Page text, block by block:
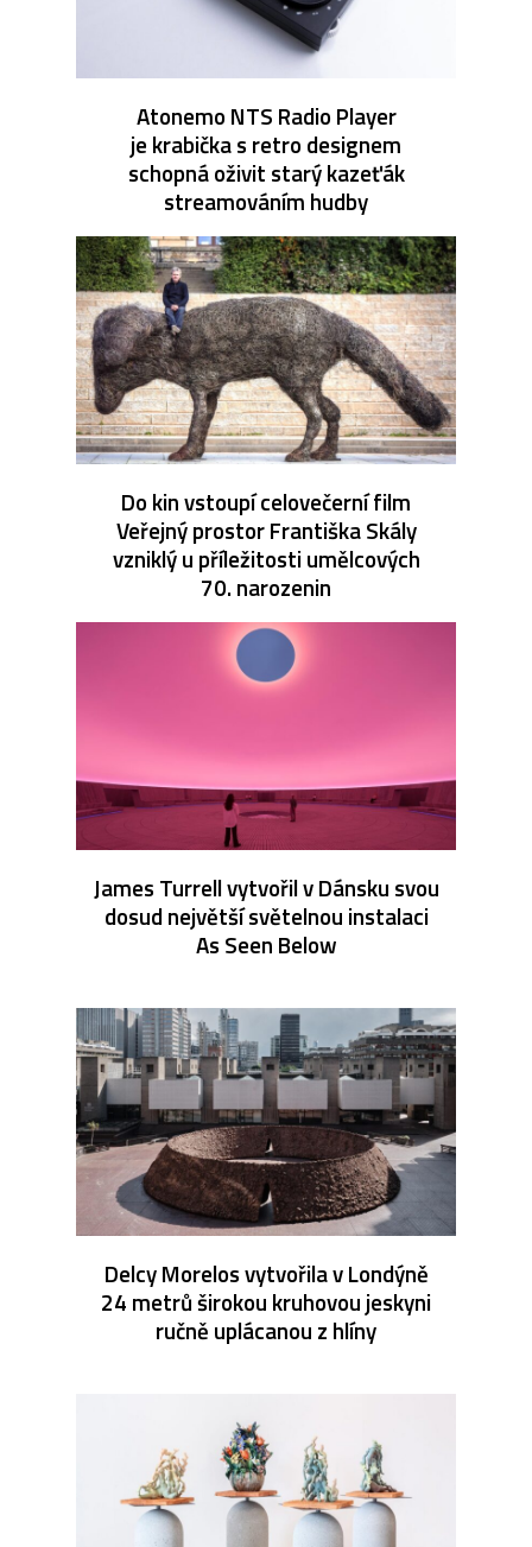
Atonemo NTS Radio Player
je krabička s retro designem
schopná oživit starý kazeťák
streamováním hudby
Do kin vstoupí celovečerní film
Veřejný prostor Františka Skály
vzniklý u příležitosti umělcových
70. narozenin
James Turrell vytvořil v Dánsku svou
dosud největší světelnou instalaci
As Seen Below
Delcy Morelos vytvořila v Londýně
24 metrů širokou kruhovou jeskyni
ručně uplácanou z hlíny